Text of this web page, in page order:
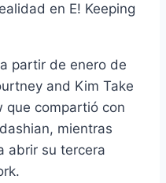
en E! Keeping
partir de enero de
and Kim Take
que compartió con
mientras
abrir su tercera